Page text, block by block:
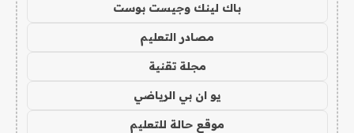
باك لينك وجيست بوست
مصادر التعليم
مجلة تقنية
يو ان بي الرياضي
موقع حالة للتعليم